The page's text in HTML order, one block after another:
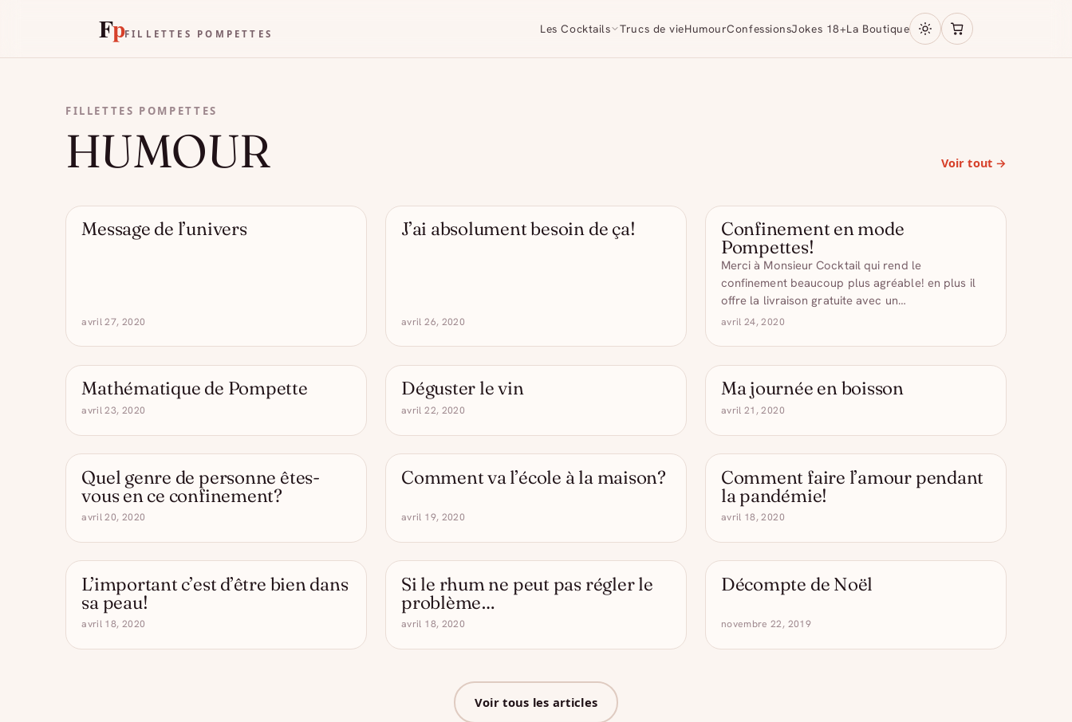
FpFILLETTES POMPETTES Les Cocktails Trucs de vieHumourConfessionsJokes 18+La Boutique
FILLETTES POMPETTES
HUMOUR Voir tout →
- DRÔLE D'ALCOOL
Message de l’univers
avril 27, 2020
- DRÔLE D'ALCOOL
J’ai absolument besoin de ça!
avril 26, 2020
- DRÔLE D'ALCOOL
Confinement en mode
Pompettes!
Merci à Monsieur Cocktail qui rend le
confinement beaucoup plus agréable! en plus il
offre la livraison gratuite avec un…
avril 24, 2020
- DRÔLE D'ALCOOL
Mathématique de Pompette
avril 23, 2020
- DRÔLE D'ALCOOL
Déguster le vin
avril 22, 2020
- DRÔLE D'ALCOOL
Ma journée en boisson
avril 21, 2020
- DRÔLE D'ALCOOL
Quel genre de personne êtes-
vous en ce confinement?
avril 20, 2020
- DRÔLE D'ALCOOL
Comment va l’école à la maison?
avril 19, 2020
- DRÔLE D'ALCOOL
Comment faire l’amour pendant
la pandémie!
avril 18, 2020
- DRÔLE D'ALCOOL
L’important c’est d’être bien dans
sa peau!
avril 18, 2020
- DRÔLE D'ALCOOL
Si le rhum ne peut pas régler le
problème…
avril 18, 2020
- DRÔLE D'ALCOOL
Décompte de Noël
novembre 22, 2019
Voir tous les articles